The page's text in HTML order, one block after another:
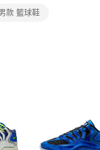
先享後付」服務完成之交
之同意方可使用
失，本公司不負相關責
若發現惡意使用之情形，
度並採取法律行動。
款 籃球鞋